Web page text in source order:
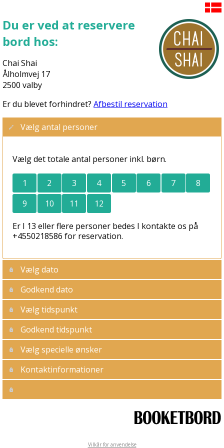
Du er ved at reservere
bord hos:
Chai Shai
Ålholmvej 17
2500 valby
Er du blevet forhindret? Afbestil reservation
Vælg antal personer
Vælg det totale antal personer inkl. børn.
1 2 3 4 5 6 7
8
9
10 11 12
Er I 13 eller flere personer bedes I kontakte os på
+4550218586 for reservation.
Vælg dato
Godkend dato
Vælg tidspunkt
Godkend tidspunkt
Vælg specielle ønsker
Kontaktinformationer
Vilkår for anvendelse